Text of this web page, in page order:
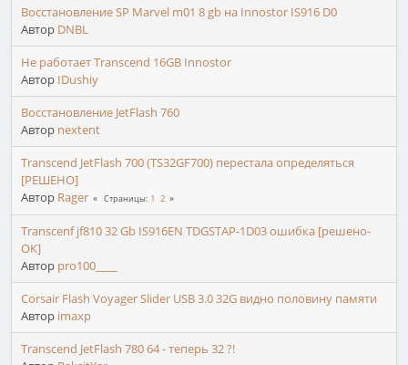
Восстановление SP Marvel m01 8 gb на Innostor IS916 D0
Автор DNBL
Не работает Transcend 16GB Innostor
Автор IDushiy
Восстановление JetFlash 760
Автор nextent
Transcend JetFlash 700 (TS32GF700) перестала определяться
[РЕШЕНО]
Автор Rager Страницы 1 2
Transcenf jf810 32 Gb IS916EN TDGSTAP-1D03 ошибка [решено-
ОК]
Автор pro100____
Corsair Flash Voyager Slider USB 3.0 32G видно половину памяти
Автор imaxp
Transcend JetFlash 780 64 - теперь 32 ?!